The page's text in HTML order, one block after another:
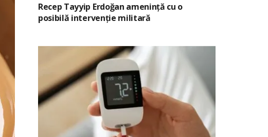
Recep Tayyip Erdoğan amenință cu o
posibilă intervenție militară